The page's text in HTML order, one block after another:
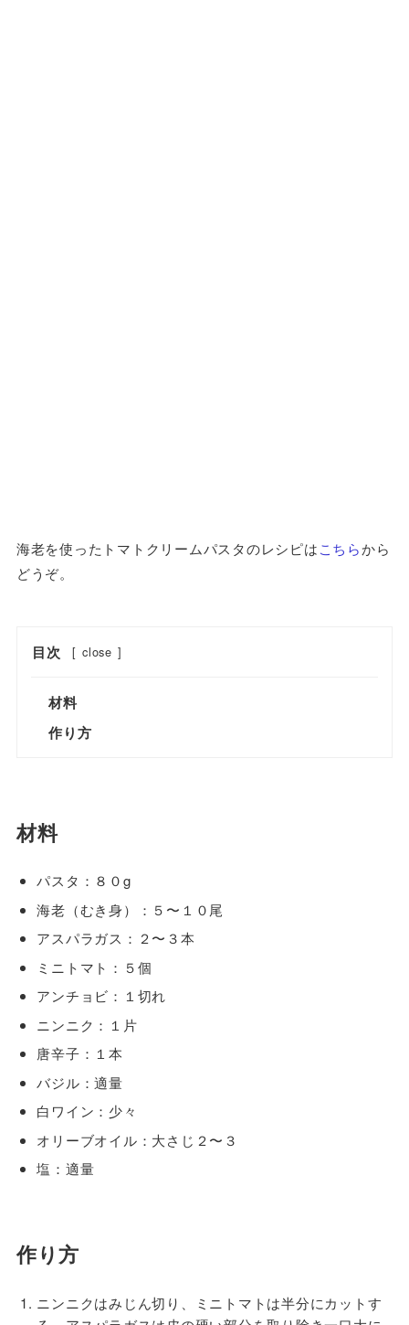
海老を使ったトマトクリームパスタのレシピはこちらから
どうぞ。
目次 [ close ]
材料
作り方
材料
パスタ：８０g
海老（むき身）：５〜１０尾
アスパラガス：２〜３本
ミニトマト：５個
アンチョビ：１切れ
ニンニク：１片
唐辛子：１本
バジル：適量
白ワイン：少々
オリーブオイル：大さじ２〜３
塩：適量
作り方
ニンニクはみじん切り、ミニトマトは半分にカットす